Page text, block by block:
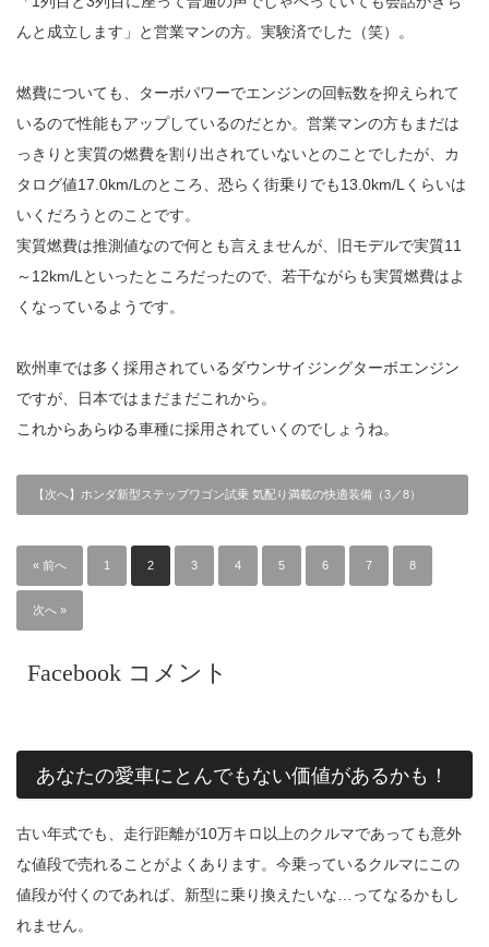
んと成立します」と営業マンの方。実験済でした（笑）。
燃費についても、ターボパワーでエンジンの回転数を抑えられて
いるので性能もアップしているのだとか。営業マンの方もまだは
っきりと実質の燃費を割り出されていないとのことでしたが、カ
タログ値17.0km/Lのところ、恐らく街乗りでも13.0km/Lくらいは
いくだろうとのことです。
実質燃費は推測値なので何とも言えませんが、旧モデルで実質11
～12km/Lといったところだったので、若干ながらも実質燃費はよ
くなっているようです。
欧州車では多く採用されているダウンサイジングターボエンジン
ですが、日本ではまだまだこれから。
これからあらゆる車種に採用されていくのでしょうね。
【次へ】ホンダ新型ステップワゴン試乗 気配り満載の快適装備（3／8）
« 前へ 1 2 3 4 5 6 7 8
次へ »
Facebook コメント
あなたの愛車にとんでもない価値があるかも！
古い年式でも、走行距離が10万キロ以上のクルマであっても意外
な値段で売れることがよくあります。今乗っているクルマにこの
値段が付くのであれば、新型に乗り換えたいな…ってなるかもし
れません。